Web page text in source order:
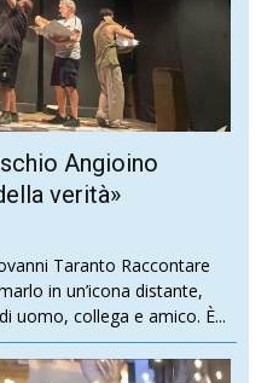
Angioino
verità»
Taranto Raccontare
in un’icona distante,
uomo, collega e amico. È...